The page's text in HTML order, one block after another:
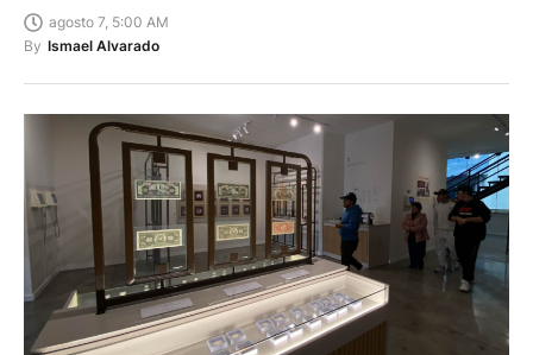
agosto 7, 5:00 AM
By Ismael Alvarado